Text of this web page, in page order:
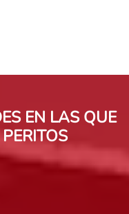
EN LAS QUE